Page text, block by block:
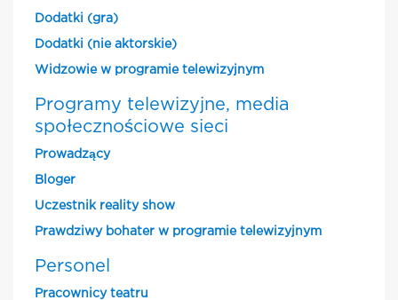
Dodatki (gra)
Dodatki (nie aktorskie)
Widzowie w programie telewizyjnym
Programy telewizyjne, media
społecznościowe sieci
Prowadzący
Bloger
Uczestnik reality show
Prawdziwy bohater w programie telewizyjnym
Personel
Pracownicy teatru